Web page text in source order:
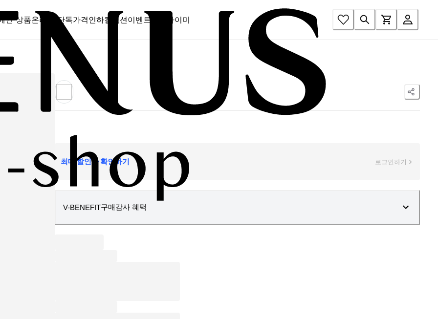
인 상품온라인 단독가격인하컬렉션이벤트 스캔바이미
최대 할인가 확인하기 로그인하기
V-BENEFIT구매감사 혜택